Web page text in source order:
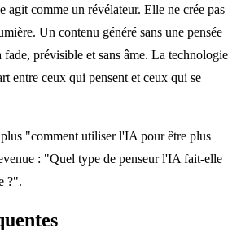
comme un révélateur. Elle ne crée pas
Un contenu généré sans une pensée
fade, prévisible et sans âme. La technologie
entre ceux qui pensent et ceux qui se
"comment utiliser l'IA pour être plus
: "Quel type de penseur l'IA fait-elle
?".